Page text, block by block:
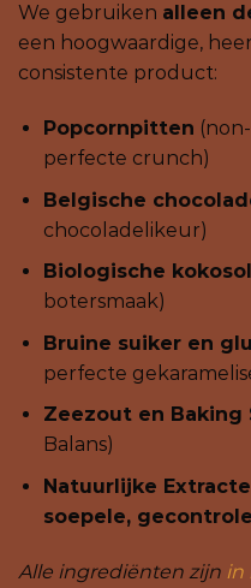
We gebruiken alleen
een ​​hoogwaardige,
consistente product:
Popcornpitten
perfecte crunch)
Belgische
chocoladelikeur)
Biologische
botersmaak)
Bruine suiker en
perfecte
Zeezout en Baking
Balans)
Natuurlijke
soepele,
Alle ingrediënten zijn in